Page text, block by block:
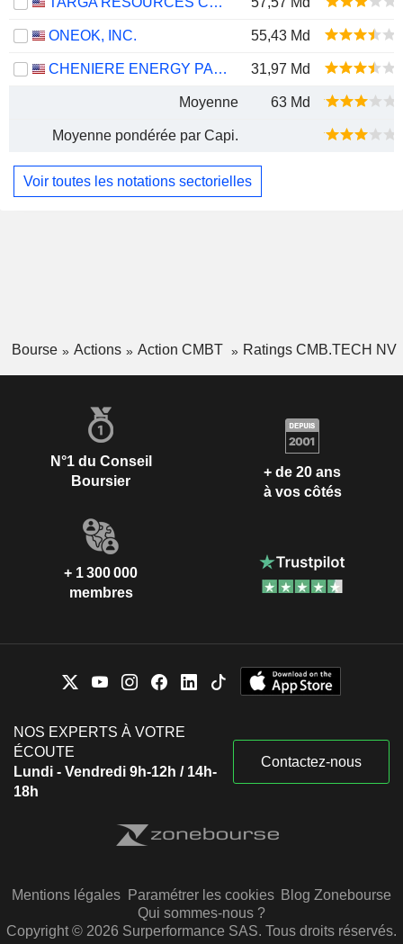
ONEOK, INC. 55,43 Md
CHENIERE ENERGY PARTNERS, L.P. 31,97 Md
Moyenne 63 Md
Moyenne pondérée par Capi.
Voir toutes les notations sectorielles
Bourse Actions Action CMBT Ratings CMB.TECH NV
N°1 du Conseil
Boursier
+ de 20 ans
à vos côtés
+ 1 300 000
membres
NOS EXPERTS À VOTRE
ÉCOUTE
Lundi - Vendredi 9h-12h / 14h-
18h
Contactez-nous
Mentions légales Paramétrer les cookies Blog Zonebourse
Qui sommes-nous ?
Copyright © 2026 Surperformance SAS. Tous droits réservés.